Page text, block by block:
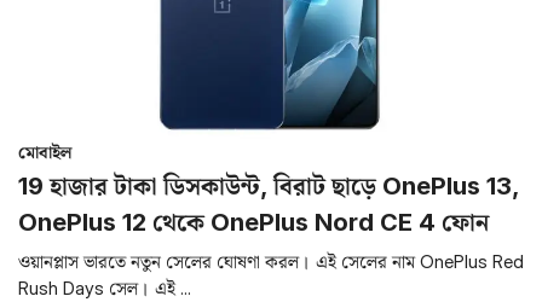
মোবাইল
19 হাজার টাকা ডিসকাউন্ট, বিরাট ছাড়ে OnePlus 13,
OnePlus 12 থেকে OnePlus Nord CE 4 ফোন
ওয়ানপ্লাস ভারতে নতুন সেলের ঘোষণা করল। এই সেলের নাম OnePlus Red
Rush Days সেল। এই ...